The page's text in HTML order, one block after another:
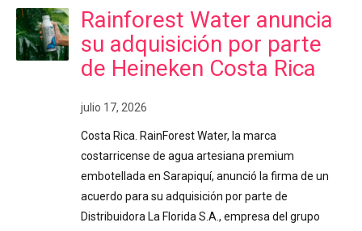
Rainforest Water anuncia
su adquisición por parte
de Heineken Costa Rica
julio 17, 2026
Costa Rica. RainForest Water, la marca
costarricense de agua artesiana premium
embotellada en Sarapiquí, anunció la firma de un
acuerdo para su adquisición por parte de
Distribuidora La Florida S.A., empresa del grupo